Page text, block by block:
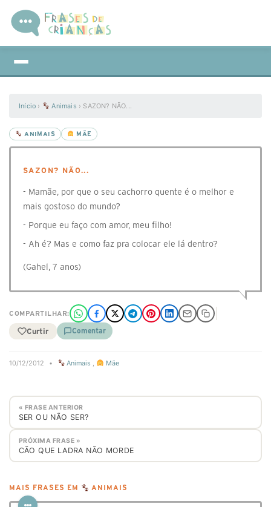
Início › Animais › SAZON? NÃO...
ANIMAIS MÃE
SAZON? NÃO...
- Mamãe, por que o seu cachorro quente é o melhor e
mais gostoso do mundo?
- Porque eu faço com amor, meu filho!
- Ah é? Mas e como faz pra colocar ele lá dentro?
(Gahel, 7 anos)
COMPARTILHAR:
Curtir Comentar
10/12/2012 • Animais , Mãe
« FRASE ANTERIOR
SER OU NÃO SER?
PRÓXIMA FRASE »
CÃO QUE LADRA NÃO MORDE
MAIS FRASES EM ANIMAIS